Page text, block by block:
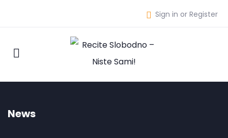
Sign in or Register
News